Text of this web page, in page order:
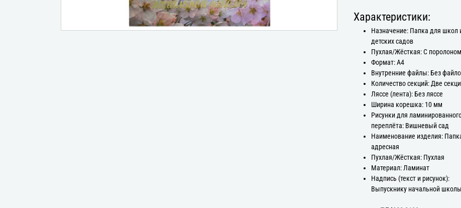
Характеристики:
Назначение: Папка для школ
детских садов
Пухлая/Жёсткая: С поролоном
Формат: А4
Внутренние файлы: Без
Количество секций: Две
Ляссе (лента): Без ляссе
Ширина корешка: 10 мм
Рисунки для
переплёта: Вишневый сад
Наименование изделия:
адресная
Пухлая/Жёсткая: Пухлая
Материал: Ламинат
Надпись (текст и рисунок):
Выпускнику начальной школы